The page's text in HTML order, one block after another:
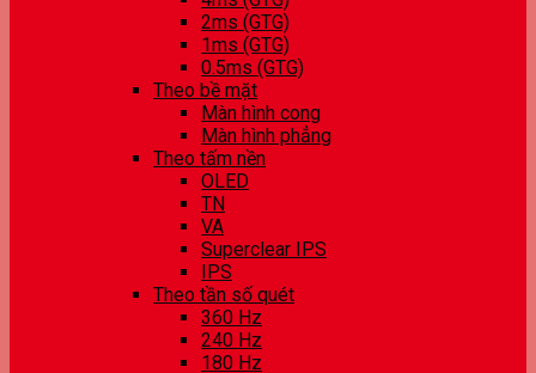
2ms (GTG)
1ms (GTG)
0.5ms (GTG)
Theo bề mặt
Màn hình cong
Màn hình phẳng
Theo tấm nền
OLED
TN
VA
Superclear IPS
IPS
Theo tần số quét
360 Hz
240 Hz
180 Hz